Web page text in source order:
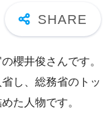
櫻井俊さんです。
し、総務省のトッ
た人物です。